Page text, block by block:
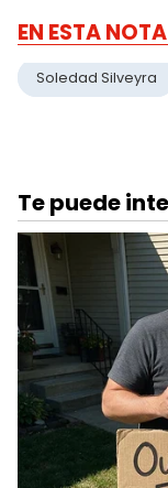
EN ESTA NOTA
Soledad Silveyra